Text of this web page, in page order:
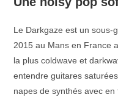
Le Darkgaze est un
2015 au Mans en France
la plus coldwave et
entendre guitares
napes de synthés avec en